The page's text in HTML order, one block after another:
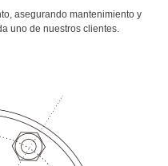
asegurando mantenimiento y
uno de nuestros clientes.